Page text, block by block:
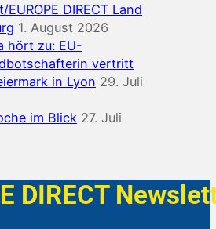
EUROPE DIRECT Land
1. August 2026
hört zu: EU-
vertritt
in Lyon 29. Juli
im Blick 27. Juli
DIRECT